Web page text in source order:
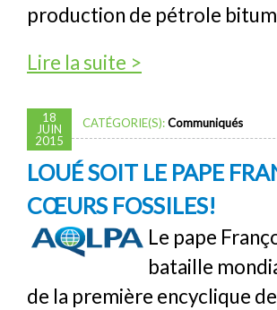
production de pétrole
Lire la suite >
18
JUIN
2015
CATÉGORIE(S):Communiqués
LOUÉ SOIT LE PAPE
CŒURS FOSSILES!
Le pape
bataille
de la première encyclique